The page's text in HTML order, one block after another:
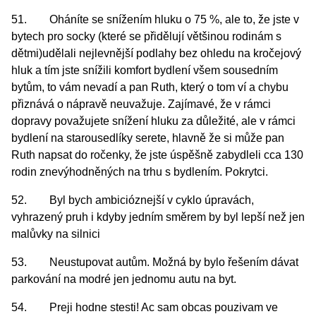
51. Oháníte se snížením hluku o 75 %, ale to, že jste v
bytech pro socky (které se přidělují většinou rodinám s
dětmi)udělali nejlevnější podlahy bez ohledu na kročejový
hluk a tím jste snížili komfort bydlení všem sousedním
bytům, to vám nevadí a pan Ruth, který o tom ví a chybu
přiznává o nápravě neuvažuje. Zajímavé, že v rámci
dopravy považujete snížení hluku za důležité, ale v rámci
bydlení na starousedlíky serete, hlavně že si může pan
Ruth napsat do ročenky, že jste úspěšně zabydleli cca 130
rodin znevýhodněných na trhu s bydlením. Pokrytci.
52. Byl bych ambicióznejší v cyklo úpravách,
vyhrazený pruh i kdyby jedním směrem by byl lepší než jen
malůvky na silnici
53. Neustupovat autům. Možná by bylo řešením dávat
parkování na modré jen jednomu autu na byt.
54. Preji hodne stesti! Ac sam obcas pouzivam ve